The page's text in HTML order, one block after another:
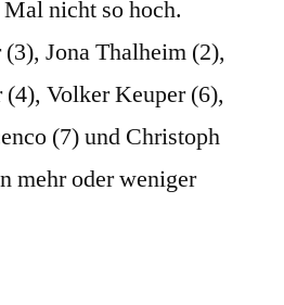
nicht so hoch.
Jona Thalheim (2),
Volker Keuper (6),
(7) und Christoph
mehr oder weniger